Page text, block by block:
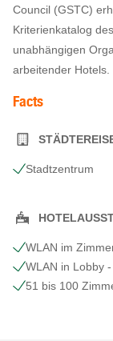
Council (GSTC)
Kriterienkatalog
unabhängigen
arbeitender Hotels.
Facts
Stadtzentrum
WLAN im
WLAN in Lobby
51 bis 100